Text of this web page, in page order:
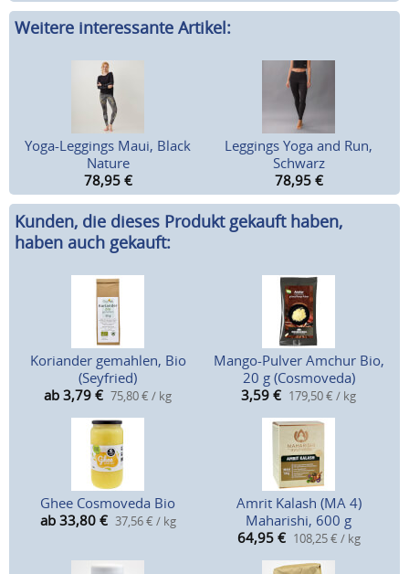
Weitere interessante Artikel:
Yoga-Leggings Maui, Black
Nature
78,95 €
Leggings Yoga and Run,
Schwarz
78,95 €
Kunden, die dieses Produkt gekauft haben,
haben auch gekauft:
Koriander gemahlen, Bio
(Seyfried)
ab 3,79 € 75,80 € / kg
Mango-Pulver Amchur Bio,
20 g (Cosmoveda)
3,59 € 179,50 € / kg
Ghee Cosmoveda Bio
ab 33,80 € 37,56 € / kg
Amrit Kalash (MA 4)
Maharishi, 600 g
64,95 € 108,25 € / kg